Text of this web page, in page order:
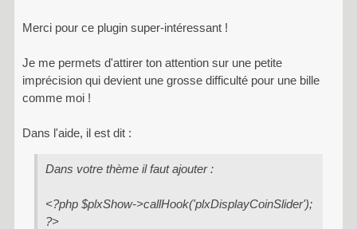
Merci pour ce plugin super-intéressant !
Je me permets d'attirer ton attention sur une petite
imprécision qui devient une grosse difficulté pour une bille
comme moi !
Dans l'aide, il est dit :
Dans votre thème il faut ajouter :
<?php $plxShow->callHook('plxDisplayCoinSlider');
?>